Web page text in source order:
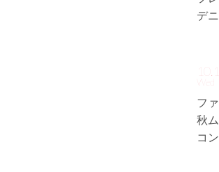
デ
Wed
フ
秋
コ